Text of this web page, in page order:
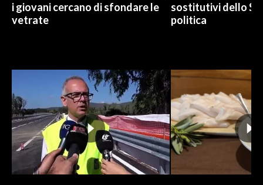
i giovani cercano di sfondare le
vetrate
sostitutivi dello
politica